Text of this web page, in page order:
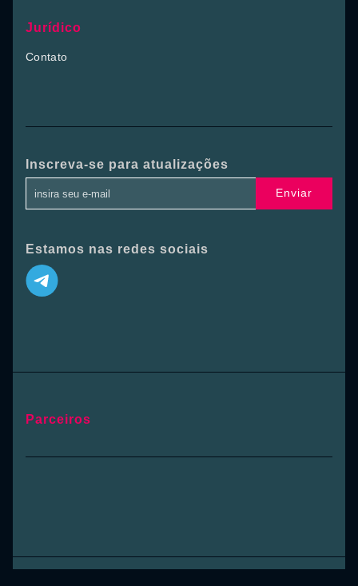
Jurídico
Contato
Inscreva-se para atualizações
Enviar
Estamos nas redes sociais
Parceiros